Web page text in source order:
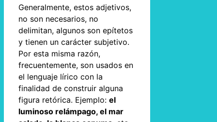
Generalmente, estos adjetivos,
no son necesarios, no
delimitan, algunos son epítetos
y tienen un carácter subjetivo.
Por esta misma razón,
frecuentemente, son usados en
el lenguaje lírico con la
finalidad de construir alguna
figura retórica. Ejemplo: el
luminoso relámpago, el mar